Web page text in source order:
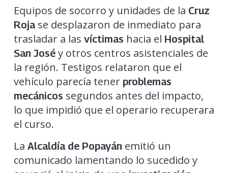
Equipos de socorro y unidades de la Cruz
Rojase desplazaron de inmediato para
trasladar a las víctimas hacia el Hospital
San Joséy otros centros asistenciales de
la región. Testigos relataron que el
vehículo parecía tener problemas
mecánicos segundos antes del impacto,
lo que impidió que el operario recuperara
el curso.
La Alcaldía de Popayán emitió un
comunicado lamentando lo sucedido y